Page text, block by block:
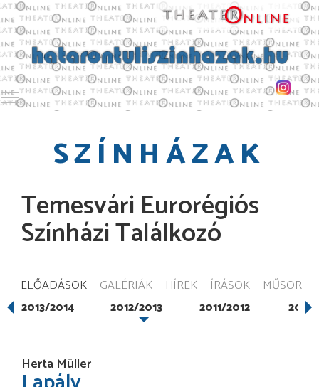
Toggle main menu visibility
SZÍNHÁZAK
Temesvári Eurorégiós
Színházi Találkozó
ELŐADÁSOK GALÉRIÁK HÍREK ÍRÁSOK MŰSOR
2013/2014 2012/2013 2011/2012
Herta Müller